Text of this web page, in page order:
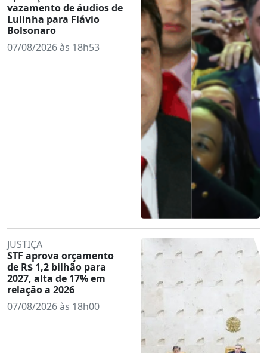
vazamento de áudios de
Lulinha para Flávio
Bolsonaro
07/08/2026 às 18h53
JUSTIÇA
STF aprova orçamento
de R$ 1,2 bilhão para
2027, alta de 17% em
relação a 2026
07/08/2026 às 18h00